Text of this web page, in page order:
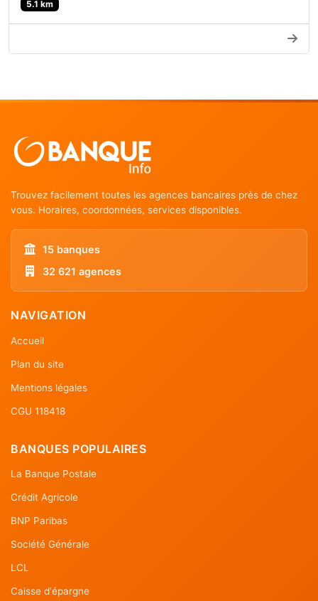
5.1 km
Trouvez facilement toutes les agences bancaires près de chez
vous. Horaires, coordonnées, services disponibles.
15 banques
32 621 agences
NAVIGATION
Accueil
Plan du site
Mentions légales
CGU 118418
BANQUES POPULAIRES
La Banque Postale
Crédit Agricole
BNP Paribas
Société Générale
LCL
Caisse d'épargne